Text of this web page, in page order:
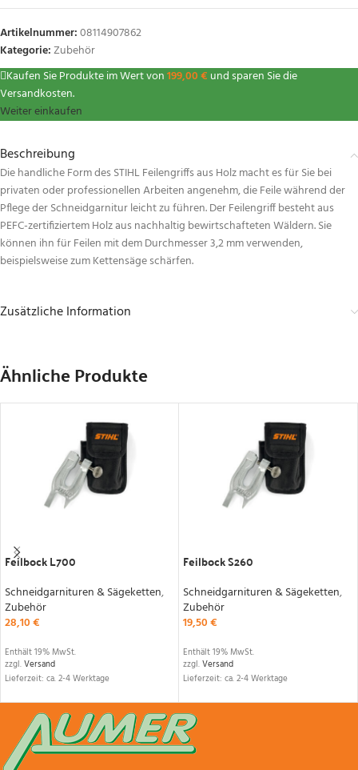
Artikelnummer:08114907862
Kategorie:Zubehör
Kaufen Sie Produkte im Wert von199,00€ und sparen Sie die
Versandkosten.
Weiter einkaufen
Beschreibung
Die handliche Form des STIHL Feilengriffs aus Holz macht es für Sie bei
privaten oder professionellen Arbeiten angenehm, die Feile während der
Pflege der Schneidgarnitur leicht zu führen. Der Feilengriff besteht aus
PEFC-zertifiziertem Holz aus nachhaltig bewirtschafteten Wäldern. Sie
können ihn für Feilen mit dem Durchmesser 3,2 mm verwenden,
beispielsweise zum Kettensäge schärfen.
Zusätzliche Information
Ähnliche Produkte
Feilbock L700
Schneidgarnituren & Sägeketten,
Zubehör
28,10€
Enthält 19% MwSt.
zzgl.Versand
Lieferzeit: ca. 2-4 Werktage
Feilbock S260
Schneidgarnituren & Sägeketten,
Zubehör
19,50€
Enthält 19% MwSt.
zzgl.Versand
Lieferzeit: ca. 2-4 Werktage